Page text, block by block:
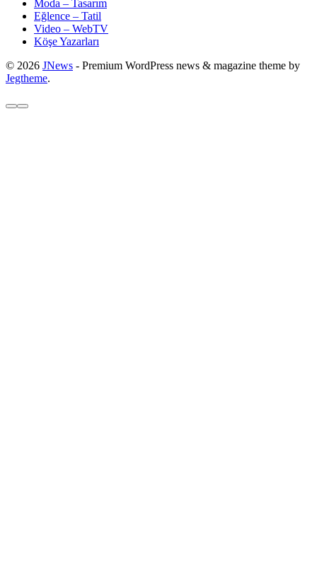
Moda – Tasarım
Eğlence – Tatil
Video – WebTV
Köşe Yazarları
© 2026 JNews - Premium WordPress news & magazine theme by
Jegtheme.